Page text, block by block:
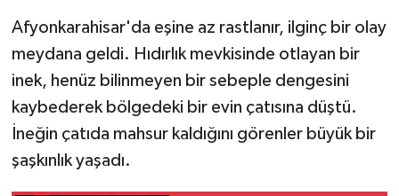
Afyonkarahisar'da eşine az rastlanır, ilginç bir olay
meydana geldi. Hıdırlık mevkisinde otlayan bir
inek, henüz bilinmeyen bir sebeple dengesini
kaybederek bölgedeki bir evin çatısına düştü.
İneğin çatıda mahsur kaldığını görenler büyük bir
şaşkınlık yaşadı.